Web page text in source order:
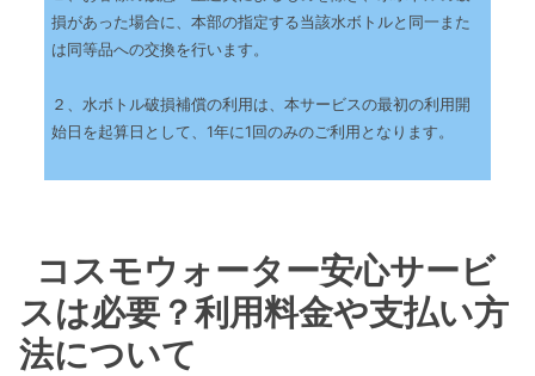
損があった場合に、本部の指定する当該水ボトルと同一また
は同等品への交換を行います。
２、水ボトル破損補償の利用は、本サービスの最初の利用開
始日を起算日として、1年に1回のみのご利用となります。
コスモウォーター安心サービ
スは必要？利用料金や支払い方
法について